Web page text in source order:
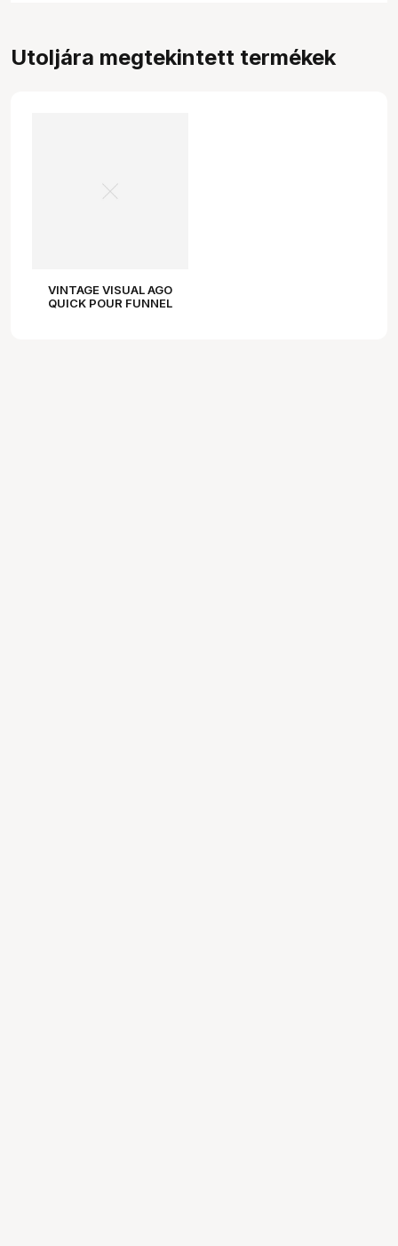
Utoljára megtekintett termékek
VINTAGE VISUAL AGO
QUICK POUR FUNNEL